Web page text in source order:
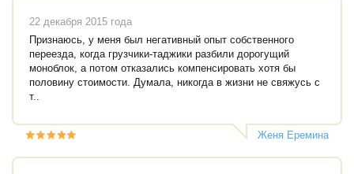
22 декабря 2015 года
Признаюсь, у меня был негативный опыт собственного
переезда, когда грузчики-таджики разбили дорогущий
моноблок, а потом отказались компенсировать хотя бы
половину стоимости. Думала, никогда в жизни не свяжусь с
т..
Женя Еремина